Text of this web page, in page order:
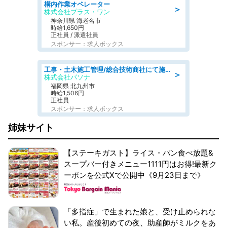
＞
構内作業オペレーター
株式会社プラス・ワン
神奈川県 海老名市
時給1,650円
正社員 / 派遣社員
スポンサー：求人ボックス
＞
工事・土木施工管理/総合技術商社にて施工管理のお仕事/即日勤務可/車通勤可/工事・土木施工管理/生産・品質管理
株式会社パソナ
福岡県 北九州市
時給1,506円
正社員
スポンサー：求人ボックス
姉妹サイト
【ステーキガスト】ライス・パン食べ放題&
スープバー付きメニュー1111円はお得!最新ク
ーポンを公式Xで公開中《9月23日まで》
「多指症」で生まれた娘と、受け止められな
い私。産後初めての夜、助産師がミルクをあ